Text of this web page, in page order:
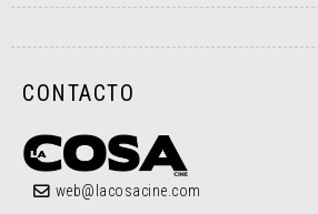
CONTACTO
web@lacosacine.com